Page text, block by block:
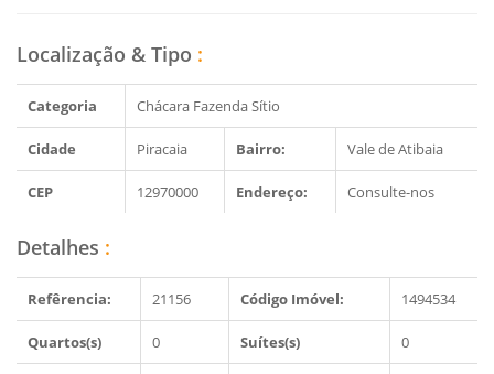
Localização & Tipo :
Categoria Chácara Fazenda Sítio
Cidade Piracaia Bairro: Vale de Atibaia
CEP 12970000 Endereço: Consulte-nos
Detalhes :
Refêrencia: 21156 Código Imóvel: 1494534
Quartos(s) 0 Suítes(s) 0